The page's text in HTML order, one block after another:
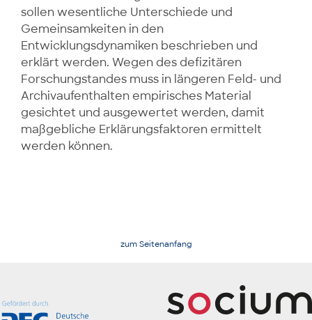
sollen wesentliche Unterschiede und
Gemeinsamkeiten in den
Entwicklungsdynamiken beschrieben und
erklärt werden. Wegen des defizitären
Forschungstandes muss in längeren Feld- und
Archivaufenthalten empirisches Material
gesichtet und ausgewertet werden, damit
maßgebliche Erklärungsfaktoren ermittelt
werden können.
zum Seitenanfang